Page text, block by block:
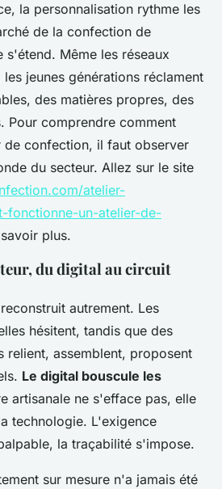
la personnalisation rythme les
de la confection de
s'étend. Même les réseaux
jeunes générations réclament
des matières propres, des
Pour comprendre comment
de confection, il faut observer
du secteur. Allez sur le site
atelier-
fonctionne-un-atelier-de-
plus.
du digital au circuit
autrement. Les
hésitent, tandis que des
relient, assemblent, proposent
Le digital bouscule les
artisanale ne s'efface pas, elle
technologie. L'exigence
la traçabilité s'impose.
sur mesure n'a jamais été